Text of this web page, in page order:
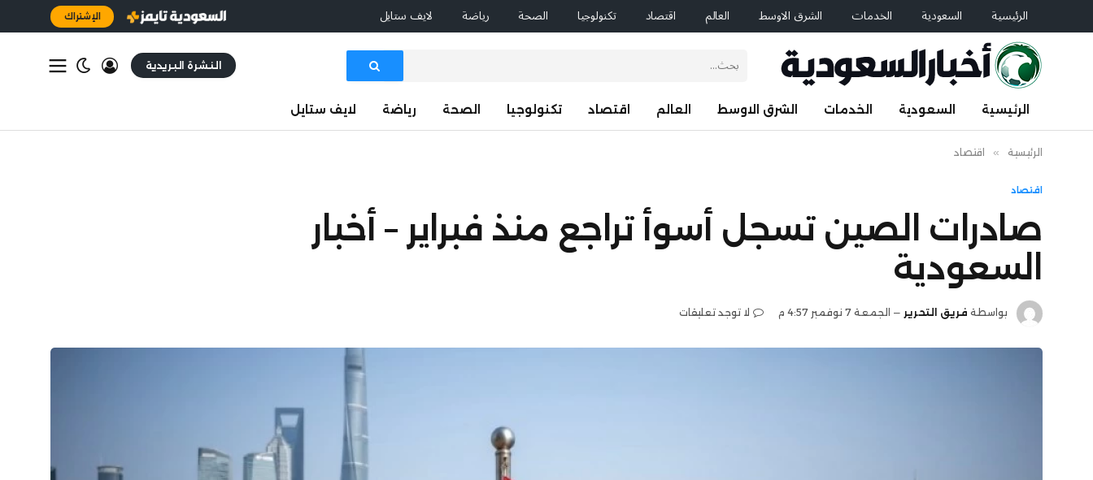
الرئيسية السعودية الخدمات الشرق الاوسط العالم اقتصاد تكنولوجيا الصحة رياضة لايف ستايل الإشتراك
النشرة البريدية
الرئيسية السعودية الخدمات الشرق الاوسط العالم اقتصاد تكنولوجيا الصحة رياضة لايف ستايل
الرئيسية » اقتصاد
اقتصاد
صادرات الصين تسجل أسوأ تراجع منذ فبراير – أخبار
السعودية
بواسطة فريق التحرير الجمعة 7 نوفمبر 4:57 م لا توجد تعليقات